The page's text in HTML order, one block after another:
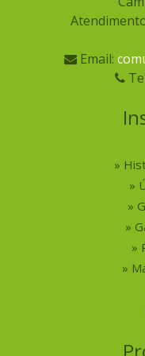
Email: